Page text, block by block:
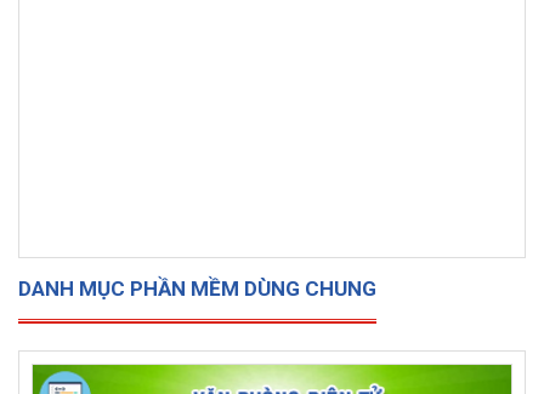
DANH MỤC PHẦN MỀM DÙNG CHUNG